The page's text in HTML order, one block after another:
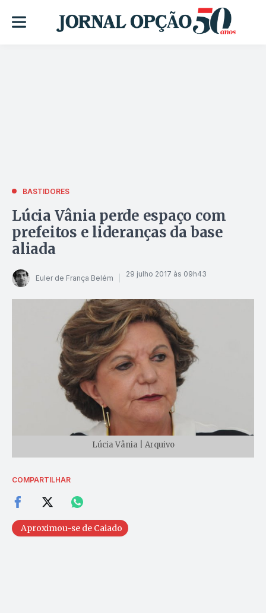
BASTIDORES
Lúcia Vânia perde espaço com
prefeitos e lideranças da base
aliada
Euler de França Belém 29 julho 2017 às 09h43
Lúcia Vânia | Arquivo
COMPARTILHAR
Aproximou-se de Caiado